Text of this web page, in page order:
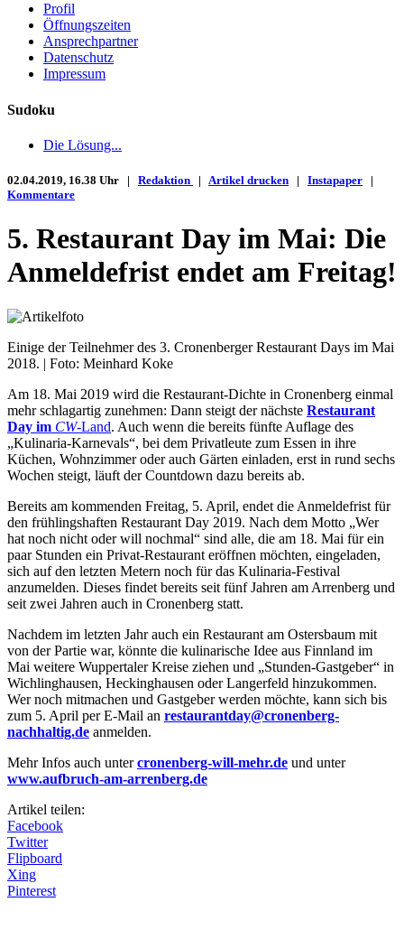
Profil
Öffnungszeiten
Ansprechpartner
Datenschutz
Impressum
Sudoku
Die Lösung...
02.04.2019, 16.38 Uhr | Redaktion | Artikel drucken | Instapaper |
Kommentare
5. Restaurant Day im Mai: Die
Anmeldefrist endet am Freitag!
Einige der Teilnehmer des 3. Cronenberger Restaurant Days im Mai
2018. | Foto: Meinhard Koke
Am 18. Mai 2019 wird die Restaurant-Dichte in Cronenberg einmal
mehr schlagartig zunehmen: Dann steigt der nächste Restaurant
Day im CW-Land. Auch wenn die bereits fünfte Auflage des
„Kulinaria-Karnevals“, bei dem Privatleute zum Essen in ihre
Küchen, Wohnzimmer oder auch Gärten einladen, erst in rund sechs
Wochen steigt, läuft der Countdown dazu bereits ab.
Bereits am kommenden Freitag, 5. April, endet die Anmeldefrist für
den frühlingshaften Restaurant Day 2019. Nach dem Motto „Wer
hat noch nicht oder will nochmal“ sind alle, die am 18. Mai für ein
paar Stunden ein Privat-Restaurant eröffnen möchten, eingeladen,
sich auf den letzten Metern noch für das Kulinaria-Festival
anzumelden. Dieses findet bereits seit fünf Jahren am Arrenberg und
seit zwei Jahren auch in Cronenberg statt.
Nachdem im letzten Jahr auch ein Restaurant am Ostersbaum mit
von der Partie war, könnte die kulinarische Idee aus Finnland im
Mai weitere Wuppertaler Kreise ziehen und „Stunden-Gastgeber“ in
Wichlinghausen, Heckinghausen oder Langerfeld hinzukommen.
Wer noch mitmachen und Gastgeber werden möchte, kann sich bis
zum 5. April per E-Mail an restaurantday@cronenberg-
nachhaltig.de anmelden.
Mehr Infos auch untercronenberg-will-mehr.de und unter
www.aufbruch-am-arrenberg.de
Artikel teilen:
Facebook
Twitter
Flipboard
Xing
Pinterest